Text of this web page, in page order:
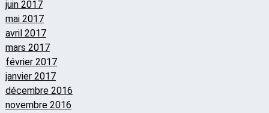
juin 2017
mai 2017
avril 2017
mars 2017
février 2017
janvier 2017
décembre 2016
novembre 2016